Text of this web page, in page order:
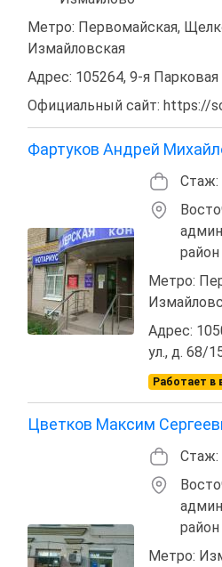
Метро: Первомайская,
Измайловская
Адрес: 105264, 9-я Парковая
Официальный сайт: https://
Фартуков Андрей
Стаж:
Метро:
Адрес:
ул., д. 68/
Работает в
Цветков Максим
Стаж:
Метро: